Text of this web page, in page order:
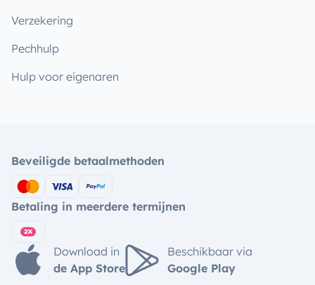
Verzekering
Pechhulp
Hulp voor eigenaren
Beveiligde betaalmethoden
Betaling in meerdere termijnen
Download in
de App Store
Beschikbaar via
Google Play